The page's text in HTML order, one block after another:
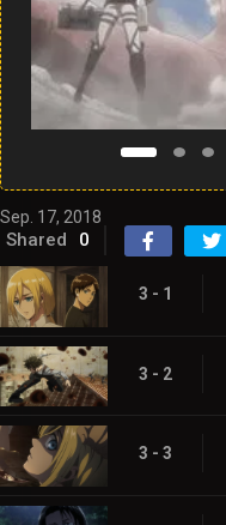
Sep. 17, 2018
Shared 0
3 - 1
3 - 2
3 - 3